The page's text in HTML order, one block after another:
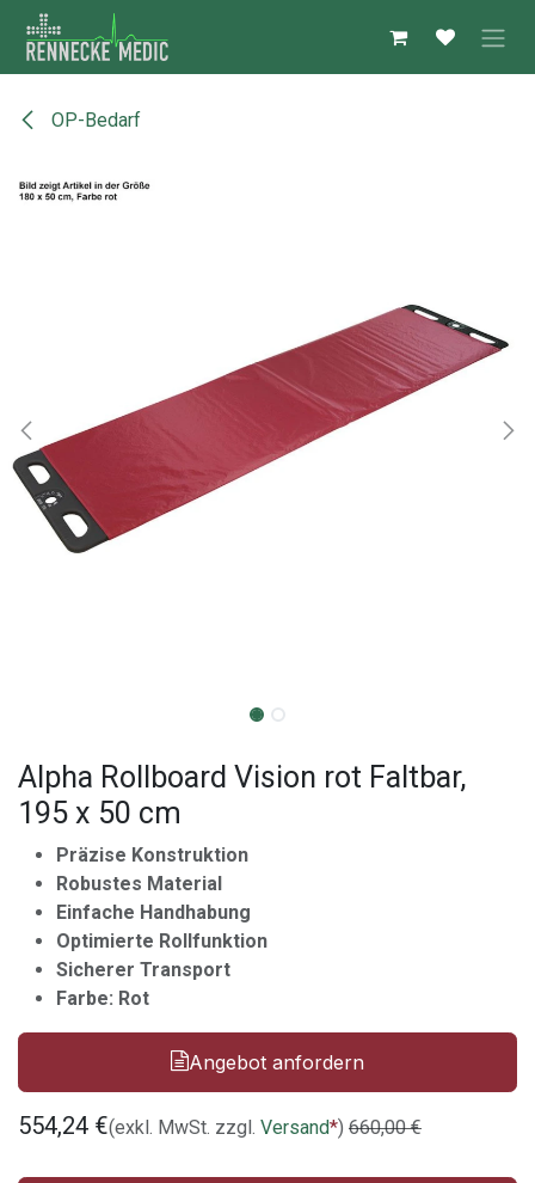
Zum Inhalt springen
OP-Bedarf
Alpha Rollboard Vision rot Faltbar,
195 x 50 cm
Präzise Konstruktion
Robustes Material
Einfache Handhabung
Optimierte Rollfunktion
Sicherer Transport
Farbe: Rot
Angebot anfordern
554,24 €(exkl. MwSt. zzgl. Versand*) 660,00€